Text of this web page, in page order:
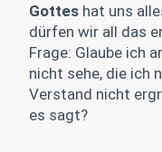
Gottes hat uns
dürfen wir all das
Frage: Glaube ich
nicht sehe, die ich
Verstand nicht
es sagt?